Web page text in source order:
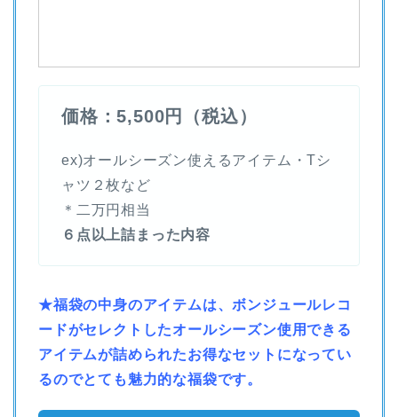
価格：5,500円（税込）
ex)オールシーズン使えるアイテム・Tシ
ャツ２枚など
＊二万円相当
６点以上詰まった内容
★福袋の中身のアイテムは、ボンジュールレコ
ードがセレクトしたオールシーズン使用できる
アイテムが詰められたお得なセットになってい
るのでとても魅力的な福袋です。